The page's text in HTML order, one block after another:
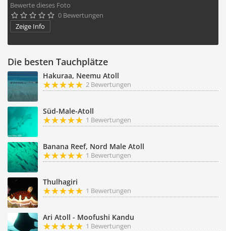
Bewerte dieses Foto
     0 Bewertungen
Zeige Info
Die besten Tauchplätze
Hakuraa, Neemu Atoll
2 Bewertungen
Süd-Male-Atoll
1 Bewertungen
Banana Reef, Nord Male Atoll
1 Bewertungen
Thulhagiri
1 Bewertungen
Ari Atoll - Moofushi Kandu
1 Bewertungen